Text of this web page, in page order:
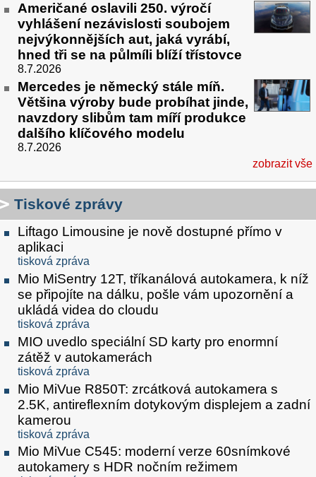
Američané oslavili 250. výročí
vyhlášení nezávislosti soubojem
nejvýkonnějších aut, jaká vyrábí,
hned tři se na půlmíli blíží třístovce
8.7.2026
Mercedes je německý stále míň.
Většina výroby bude probíhat jinde,
navzdory slibům tam míří produkce
dalšího klíčového modelu
8.7.2026
zobrazit vše
Tiskové zprávy
Liftago Limousine je nově dostupné přímo v
aplikaci
tisková zpráva
Mio MiSentry 12T, tříkanálová autokamera, k níž
se připojíte na dálku, pošle vám upozornění a
ukládá videa do cloudu
tisková zpráva
MIO uvedlo speciální SD karty pro enormní
zátěž v autokamerách
tisková zpráva
Mio MiVue R850T: zrcátková autokamera s
2.5K, antireflexním dotykovým displejem a zadní
kamerou
tisková zpráva
Mio MiVue C545: moderní verze 60snímkové
autokamery s HDR nočním režimem